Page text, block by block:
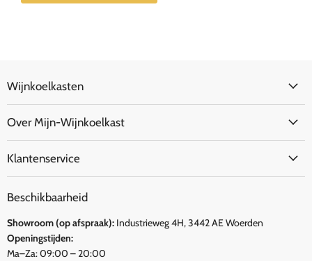
Wijnkoelkasten
Over Mijn-Wijnkoelkast
Klantenservice
Beschikbaarheid
Showroom (op afspraak): Industrieweg 4H, 3442 AE Woerden
Openingstijden:
Ma–Za: 09:00 – 20:00